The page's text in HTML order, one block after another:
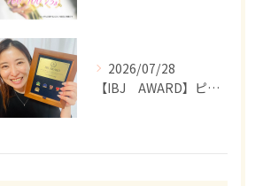
2026/07/28
【IBJ AWARD】ピンバッジが届きました☺️